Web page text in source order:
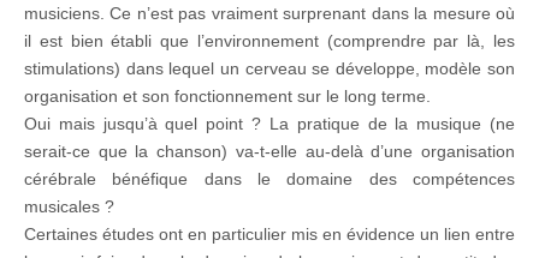
musiciens. Ce n’est pas vraiment surprenant dans la mesure où
il est bien établi que l’environnement (comprendre par là, les
stimulations) dans lequel un cerveau se développe, modèle son
organisation et son fonctionnement sur le long terme.
Oui mais jusqu’à quel point ? La pratique de la musique (ne
serait-ce que la chanson) va-t-elle au-delà d’une organisation
cérébrale bénéfique dans le domaine des compétences
musicales ?
Certaines études ont en particulier mis en évidence un lien entre